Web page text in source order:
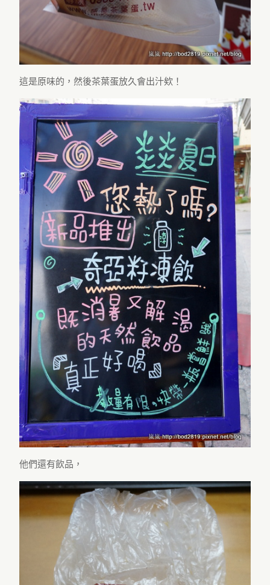
這是原味的，然後茶葉蛋放久會出汁欸！
他們還有飲品，